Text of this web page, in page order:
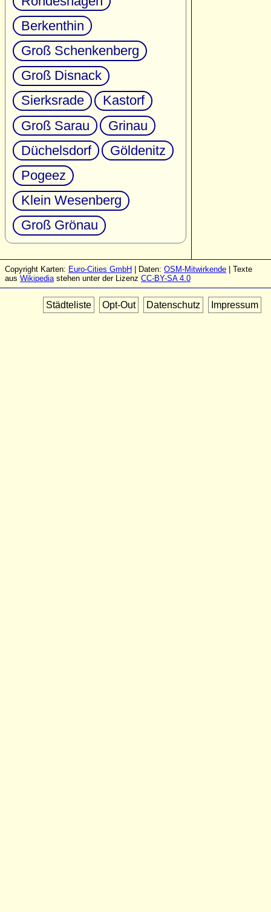
Berkenthin
Groß Schenkenberg
Groß Disnack
Sierksrade
Kastorf
Groß Sarau
Grinau
Düchelsdorf
Göldenitz
Pogeez
Klein Wesenberg
Groß Grönau
Copyright Karten: Euro-Cities GmbH | Daten: OSM-Mitwirkende | Texte
aus Wikipediastehen unter der Lizenz CC-BY-SA 4.0
Städteliste Opt-Out Datenschutz Impressum